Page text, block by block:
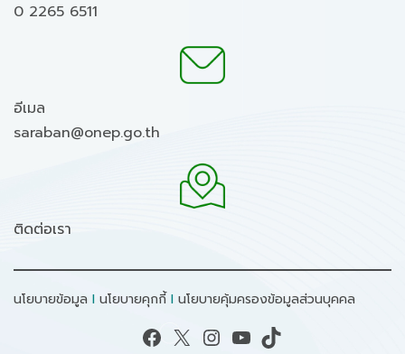
0 2265 6511
อีเมล
saraban@onep.go.th
ติดต่อเรา
นโยบายข้อมูล I นโยบายคุกกี้ I นโยบายคุ้มครองข้อมูลส่วนบุคคล
Facebook X Instagram YouTube TikTok